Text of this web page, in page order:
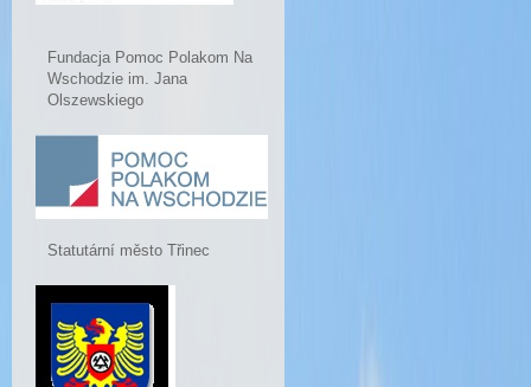
Fundacja Pomoc Polakom Na
Wschodzie im. Jana
Olszewskiego
Statutární město Třinec